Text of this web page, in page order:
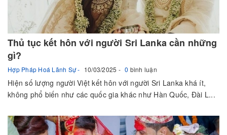
Thủ tục kết hôn với người Sri Lanka cần những
gì?
Hợp Pháp Hoá Lãnh Sự 10/03/2025 0 bình luận
Hiện số lượng người Việt kết hôn với người Sri Lanka khá ít,
không phổ biến như các quốc gia khác như Hàn Quốc, Đài L...